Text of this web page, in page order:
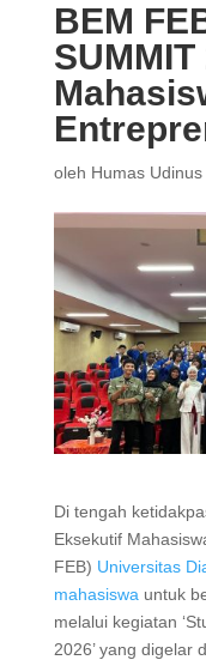
BEM
oleh Humas Udinus
Di tengah
Eksekutif
FEB) Universitas
mahasiswa untuk
melalui kegiatan
2026’ yang digelar